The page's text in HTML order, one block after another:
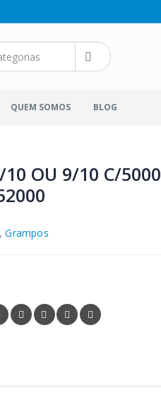
QUEM SOMOS BLOG
10 OU 9/10 C/5000
,Grampos